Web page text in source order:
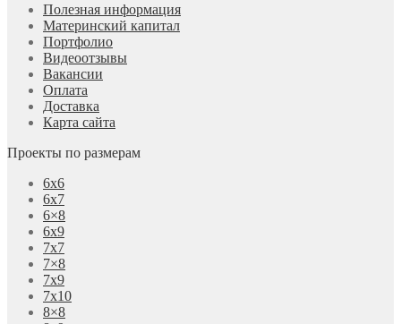
Полезная информация
Материнский капитал
Портфолио
Видеоотзывы
Вакансии
Оплата
Доставка
Карта сайта
Проекты по размерам
6х6
6х7
6×8
6х9
7х7
7×8
7х9
7х10
8×8